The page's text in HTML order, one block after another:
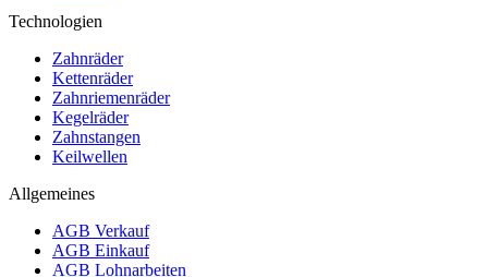
Technologien
Zahnräder
Kettenräder
Zahnriemenräder
Kegelräder
Zahnstangen
Keilwellen
Allgemeines
AGB Verkauf
AGB Einkauf
AGB Lohnarbeiten